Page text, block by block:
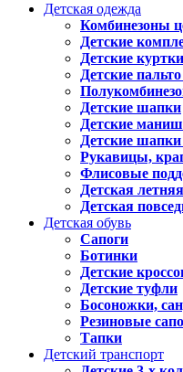
Детская одежда
Комбинезоны
Детские
Детские куртки
Детские
Детские шапки
Детские
Детские
Рукавицы,
Флисовые
Детская
Детская
Детская обувь
Сапоги
Ботинки
Детские
Детские туфли
Босоножки,
Резиновые
Тапки
Детский транспорт